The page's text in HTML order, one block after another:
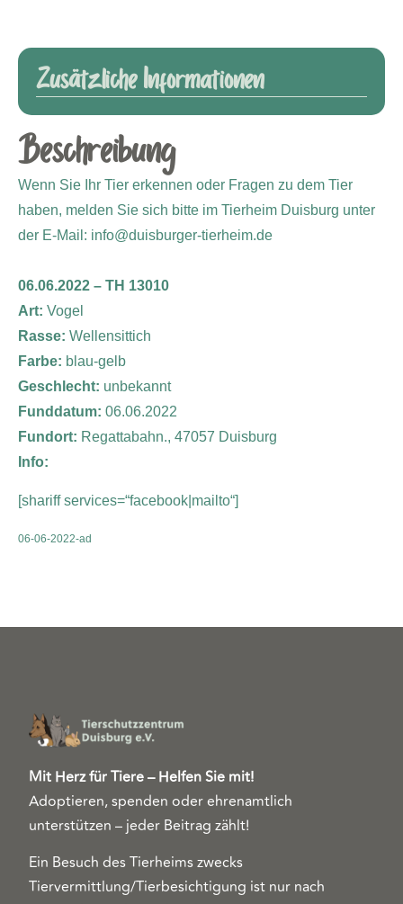
Zusätzliche Informationen
Beschreibung
Wenn Sie Ihr Tier erkennen oder Fragen zu dem Tier
haben, melden Sie sich bitte im Tierheim Duisburg unter
der E-Mail: info@duisburger-tierheim.de
06.06.2022 – TH 13010
Art: Vogel
Rasse: Wellensittich
Farbe: blau-gelb
Geschlecht: unbekannt
Funddatum: 06.06.2022
Fundort: Regattabahn., 47057 Duisburg
Info:
[shariff services=“facebook|mailto“]
06-06-2022-ad
Mit Herz für Tiere – Helfen Sie mit!
Adoptieren, spenden oder ehrenamtlich
unterstützen – jeder Beitrag zählt!
Ein Besuch des Tierheims zwecks
Tiervermittlung/Tierbesichtigung ist nur nach